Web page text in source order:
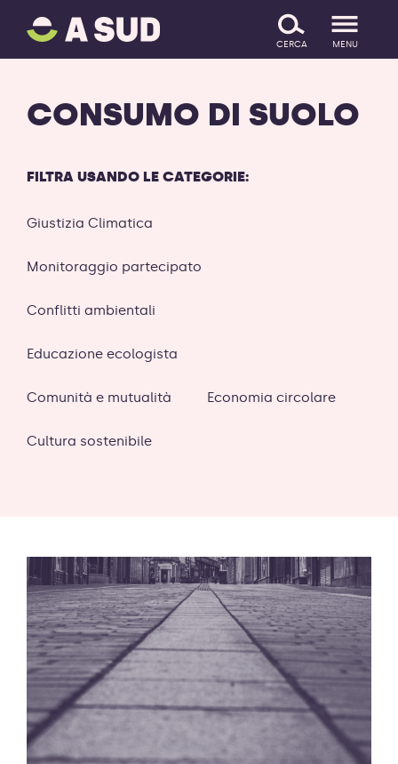
SALTA IL CONTENUTO
A
SUD
logo
alla
homepage
CERCA MENU
CONSUMO DI SUOLO
FILTRA USANDO LE CATEGORIE:
Giustizia Climatica
Monitoraggio partecipato
Conflitti ambientali
Educazione ecologista
Comunità e mutualità Economia circolare
Cultura sostenibile